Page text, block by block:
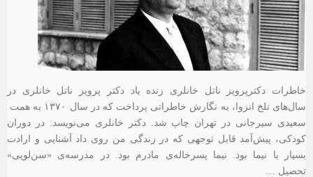
خاطرات دکترپرویز ناتل خانلری زنده یاد دکتر پرویز ناتل خانلری در
سال‌های تلخ انزوا، به نگارش خاطراتی پرداخت که در سال ۱۳۷۰ به همت
سعیدی سیرجانی در تهران چاپ شد. دکتر خانلری می‌نویسد: در دوران
کودکی، پیش‌آمد قابل توجهی که در زندگی من روی داد آشنایی و ارادت
بسیار با نیما بود. نیما پسرخاله‌ی مادرم بود. در مدرسه‌ی «سن‌لویی»
تحصیل …